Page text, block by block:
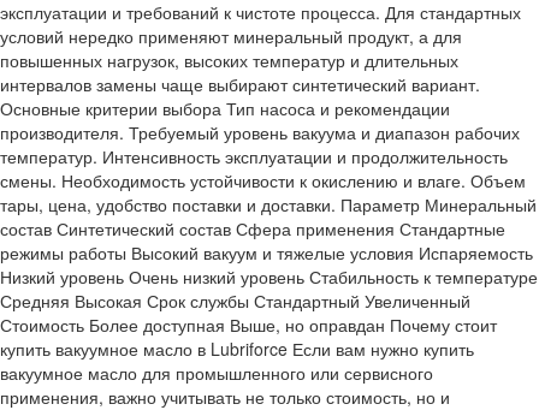
эксплуатации и требований к чистоте процесса. Для стандартных
условий нередко применяют минеральный продукт, а для
повышенных нагрузок, высоких температур и длительных
интервалов замены чаще выбирают синтетический вариант.
Основные критерии выбора Тип насоса и рекомендации
производителя. Требуемый уровень вакуума и диапазон рабочих
температур. Интенсивность эксплуатации и продолжительность
смены. Необходимость устойчивости к окислению и влаге. Объем
тары, цена, удобство поставки и доставки. Параметр Минеральный
состав Синтетический состав Сфера применения Стандартные
режимы работы Высокий вакуум и тяжелые условия Испаряемость
Низкий уровень Очень низкий уровень Стабильность к температуре
Средняя Высокая Срок службы Стандартный Увеличенный
Стоимость Более доступная Выше, но оправдан Почему стоит
купить вакуумное масло в Lubriforce Если вам нужно купить
вакуумное масло для промышленного или сервисного
применения, важно учитывать не только стоимость, но и